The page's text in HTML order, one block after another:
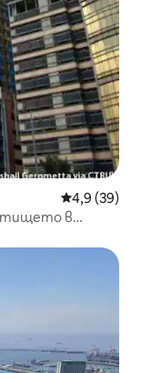
Средна
4,9 (39)
в